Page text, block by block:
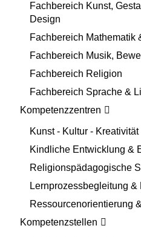
Fachbereich Kunst,
Design
Fachbereich Mathematik
Fachbereich Musik,
Fachbereich Religion
Fachbereich Sprache &
Kompetenzzentren
Kunst - Kultur - Kreativität
Kindliche Entwicklung &
Religionspädagogische
Lernprozessbegleitung &
Ressourcenorientierung
Kompetenzstellen